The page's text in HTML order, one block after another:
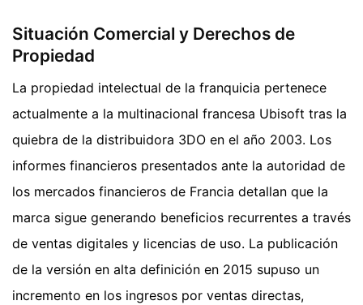
Situación Comercial y Derechos de
Propiedad
La propiedad intelectual de la franquicia pertenece
actualmente a la multinacional francesa Ubisoft tras la
quiebra de la distribuidora 3DO en el año 2003. Los
informes financieros presentados ante la autoridad de
los mercados financieros de Francia detallan que la
marca sigue generando beneficios recurrentes a través
de ventas digitales y licencias de uso. La publicación
de la versión en alta definición en 2015 supuso un
incremento en los ingresos por ventas directas,